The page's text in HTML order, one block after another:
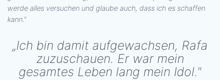
werde alles versuchen und glaube auch, dass ich es schaffen
kann."
„Ich bin damit aufgewachsen, Rafa
zuzuschauen. Er war mein
gesamtes Leben lang mein Idol."